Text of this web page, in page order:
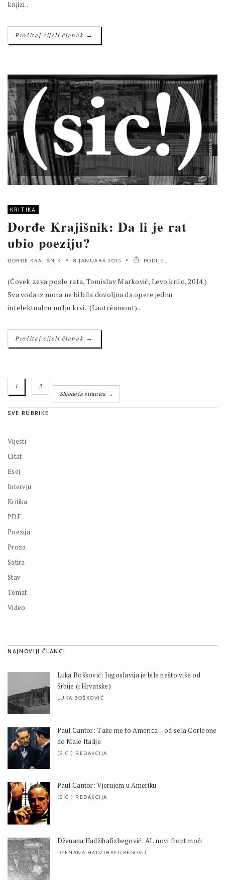
knjizi..
Pročitaj cijeli članak →
KRITIKA
Đorđe Krajišnik: Da li je rat
ubio poeziju?
ĐORĐE KRAJIŠNIK 8 JANUARA 2015 PODIJELI
(Čovek zeva posle rata, Tomislav Marković, Levo krilo, 2014.)
Sva voda iz mora ne bi bila dovoljna da opere jednu
intelektualnu mrlju krvi. (Lautréamont)..
Pročitaj cijeli članak →
1
2
Slijedeća stranica →
SVE RUBRIKE
Vijesti
Citat
Esej
Intervju
Kritika
PDF
Poezija
Proza
Satira
Stav
Temat
Video
NAJNOVIJI ČLANCI
Luka Bošković: Jugoslavija je bila nešto više od
Srbije (i Hrvatske)
LUKA BOŠKOVIĆ
Paul Cantor: Take me to America – od sela Corleone
do Male Italije
(SIC!) REDAKCIJA
Paul Cantor: Vjerujem u Ameriku
(SIC!) REDAKCIJA
Dženana Hadžihafizbegović: AI, novi front moći
DŽENANA HADŽIHAFIZBEGOVIĆ